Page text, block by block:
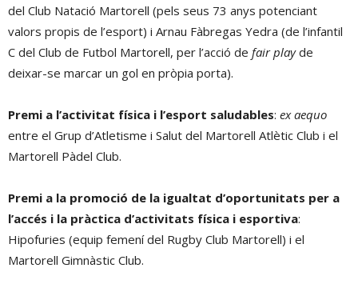
del Club Natació Martorell (pels seus 73 anys potenciant
valors propis de l’esport) i Arnau Fàbregas Yedra (de l’infantil
C del Club de Futbol Martorell, per l’acció de fair playde
deixar-se marcar un gol en pròpia porta).
Premi a l’activitat física i l’esport saludables: ex aequo
entre el Grup d’Atletisme i Salut del Martorell Atlètic Club i el
Martorell Pàdel Club.
Premi a la promoció de la igualtat d’oportunitats per a
l’accés i la pràctica d’activitats física i esportiva:
Hipofuries (equip femení del Rugby Club Martorell) i el
Martorell Gimnàstic Club.